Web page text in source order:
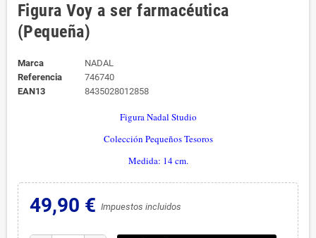
Figura Voy a ser farmacéutica
(Pequeña)
Marca
NADAL
Referencia
746740
EAN13
8435028012858
Figura Nadal Studio
Colección Pequeños Tesoros
Medida: 14 cm.
49,90 € Impuestos incluidos